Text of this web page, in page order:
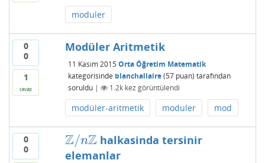
moduler
0
0
1
cevap
Modüler Aritmetik
11 Kasım 2015 Orta Öğretim Matematik
kategorisinde blanchallaire (57puan) tarafından
soruldu | 1.2kkez görüntülendi
modüler-aritmetik moduler mod
0
0
Z/nZ
Z/nZ
halkasinda tersinir
elemanlar